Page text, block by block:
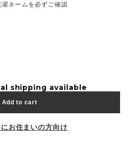
ネームを必ずご確認
shipping available
Add to cart
お住まいの方向け